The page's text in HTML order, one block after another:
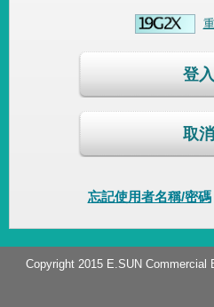
登入
取消
忘記使用者名稱/密碼
Copyright 2015 E.SUN Commercial